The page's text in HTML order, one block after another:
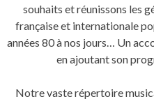
souhaits et réunissons les
française et internationale
années 80 à nos jours… Un
en ajoutant son
Notre vaste répertoire